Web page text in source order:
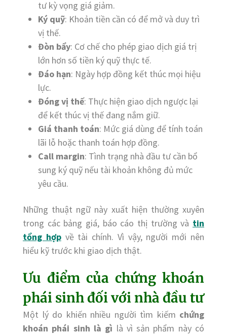
tư kỳ vọng giá giảm.
Ký quỹ: Khoản tiền cần có để mở và duy trì
vị thế.
Đòn bẩy: Cơ chế cho phép giao dịch giá trị
lớn hơn số tiền ký quỹ thực tế.
Đáo hạn: Ngày hợp đồng kết thúc mọi hiệu
lực.
Đóng vị thế: Thực hiện giao dịch ngược lại
để kết thúc vị thế đang nắm giữ.
Giá thanh toán: Mức giá dùng để tính toán
lãi lỗ hoặc thanh toán hợp đồng.
Call margin: Tình trạng nhà đầu tư cần bổ
sung ký quỹ nếu tài khoản không đủ mức
yêu cầu.
Những thuật ngữ này xuất hiện thường xuyên
trong các bảng giá, báo cáo thị trường và tin
tổng hợpvề tài chính. Vì vậy, người mới nên
hiểu kỹ trước khi giao dịch thật.
Ưu điểm của chứng khoán
phái sinh đối với nhà đầu tư
Một lý do khiến nhiều người tìm kiếm chứng
khoán phái sinh là gì là vì sản phẩm này có